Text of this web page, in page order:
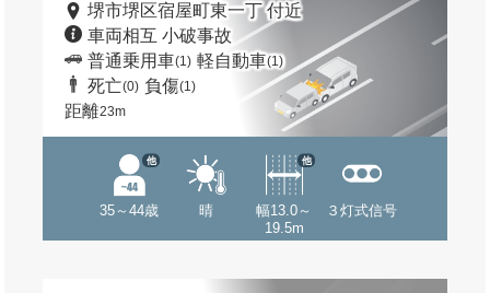
堺市堺区宿屋町東一丁 付近
車両相互 小破事故
普通乗用車(1) 軽自動車(1)
死亡(0) 負傷(1)
距離23m
35～44歳
他
晴
幅13.0～
19.5m
他
３灯式信号